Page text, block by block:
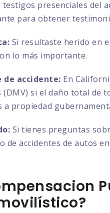
testigos presenciales del
para obtener
Si resultaste herido en
lo más importante.
accidente: En
si el daño total de
propiedad
Si tienes preguntas
accidentes de autos en